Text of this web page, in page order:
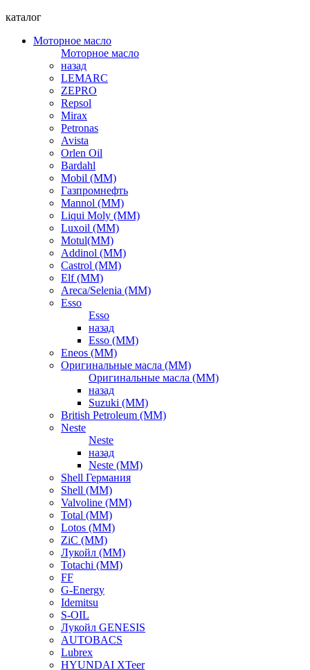
каталог
Моторное масло
Моторное масло
назад
LEMARC
ZEPRO
Repsol
Mirax
Petronas
Avista
Orlen Oil
Bardahl
Mobil (ММ)
Газпромнефть
Mannol (ММ)
Liqui Moly (ММ)
Luxoil (ММ)
Motul(ММ)
Addinol (ММ)
Castrol (ММ)
Elf (ММ)
Areca/Selenia (ММ)
Esso
Esso
назад
Esso (ММ)
Eneos (ММ)
Оригинальные масла (ММ)
Оригинальные масла (ММ)
назад
Suzuki (ММ)
British Petroleum (ММ)
Neste
Neste
назад
Neste (ММ)
Shell Германия
Shell (ММ)
Valvoline (ММ)
Total (ММ)
Lotos (ММ)
ZiC (ММ)
Лукойл (ММ)
Totachi (MM)
FF
G-Energy
Idemitsu
S-OIL
Лукойл GENESIS
AUTOBACS
Lubrex
HYUNDAI XTeer